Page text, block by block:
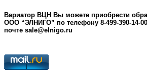
Вариатор ВЦН Вы можете приобрести
ООО “ЭЛНИГО” по телефону 8-499-390-14-
почте sale@elnigo.ru